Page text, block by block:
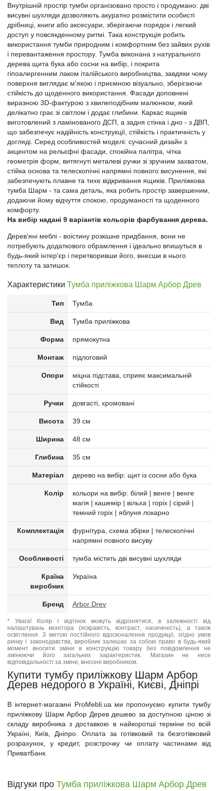
Внутрішній простір тумби організовано просто і продумано: дві
висувні шухляди дозволяють акуратно розмістити особисті
дрібниці, книги або аксесуари, зберігаючи порядок і легкий
доступ у повсякденному ритмі. Така конструкція робить
використання тумби природним і комфортним без зайвих рухів
і перевантаження простору. Тумба виконана з натурального
дерева щита бука або сосни на вибір, і покрита
гіпоалергенним лаком італійського виробництва, завдяки чому
поверхня виглядає м'якою і приємною візуально, зберігаючи
стійкість до щоденного використання. Фасади доповнені
виразною 3D-фактурою з хвилеподібним малюнком, який
делікатно грає зі світлом і додає глибини. Каркас ящиків
виготовлений з ламінованого ДСП, а задня стінка і дно - з ДВП,
що забезпечує надійність конструкції, стійкість і практичність у
догляді. Серед особливостей моделі: сучасний дизайн з
акцентом на рельєфні фасади, спокійна палітра, чітка
геометрія форм, витягнуті металеві ручки зі зручним захватом,
стійка основа та телескопічні напрямні повного висунення, які
забезпечують плавне та тихе відкривання ящиків. Приліжкова
тумба Шарм - та сама деталь, яка робить простір завершеним,
додаючи йому відчуття спокою, продуманості та щоденного
комфорту.
На вибір надані 9 варіантів кольорів фарбування дерева.
Дерев'яні меблі - воістину розкішне придбання, вони не
потребують додаткового обрамлення і ідеально впишуться в
будь-який інтер'єр і перетворивши його, внесши в нього
теплоту та затишок.
Характеристики Тумба приліжкова Шарм Арбор Древ
Тип Тумба
Вид Тумба приліжкова
Форма прямокутна
Монтаж підлоговий
Опори
міцна підстава, сприяє максимальній
стійкості
Ручки довгасті, хромовані
Висота 39 см
Ширина 48 см
Глибина 35 см
Матеріал дерево на вибір: щит із сосни або бука
Колір
кольори на вибір: білий | венге | венге
магія | кашемір | вільха | горіх | сірий |
темний горіх | яблуня локарно
Комплектація
фурнітура, схема збірки | телескопічні
напрямні повного висуву
Особливості тумба містить дві висувні шухляди
Країна
виробник
Україна
Бренд Arbor Drev
* Увага! Колір і відтінок можуть відрізнятися, в залежності від
налаштувань монітора (яскравість, контраст, насиченість), а також
освітлення. З метою постійного вдосконалення продукції, згідно умов
ринку і законодавства, виробник залишає за собою право в будь-який
момент вносити зміни в конструкцію товару без повідомлення не
змінюючи його загальних характеристик. Магазин не несе
відповідальності за зміни, внесені виробником.
Купити тумбу приліжкову Шарм Арбор
Дерев недорого в Україні, Києві, Дніпрі
В інтернет-магазині ProMebli.ua ми пропонуємо купити тумбу
приліжкову Шарм Арбор Дерев дешево за доступною ціною зі
складу виробника з доставкою в найкоротші терміни по всій
Україні, Київ, Дніпро. Оплата за готівковий та безготівковий
розрахунок, у кредит, розстрочку чи оплату частинами від
ПриватБанк.
Відгуки про Тумба приліжкова Шарм Арбор Древ